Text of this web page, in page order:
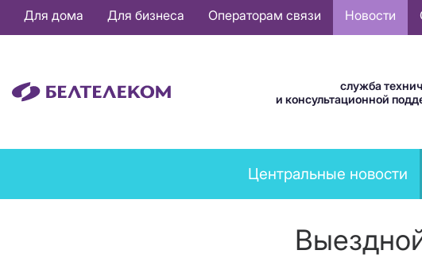
Основная
навигация
Для дома Для бизнеса Операторам связи Новости
служба
и консультационной
News
menu
Центральные новости